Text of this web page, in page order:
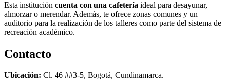
Esta institución cuenta con una cafetería ideal para desayunar,
almorzar o merendar. Además, te ofrece zonas comunes y un
auditorio para la realización de los talleres como parte del sistema de
recreación académico.
Contacto
Ubicación: Cl. 46 ##3-5, Bogotá, Cundinamarca.